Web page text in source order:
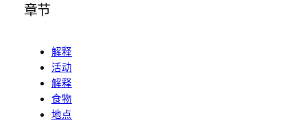
章节
解释
活动
解释
食物
地点